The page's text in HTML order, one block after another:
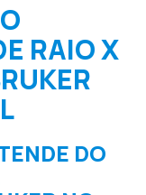
RAIO X
DO